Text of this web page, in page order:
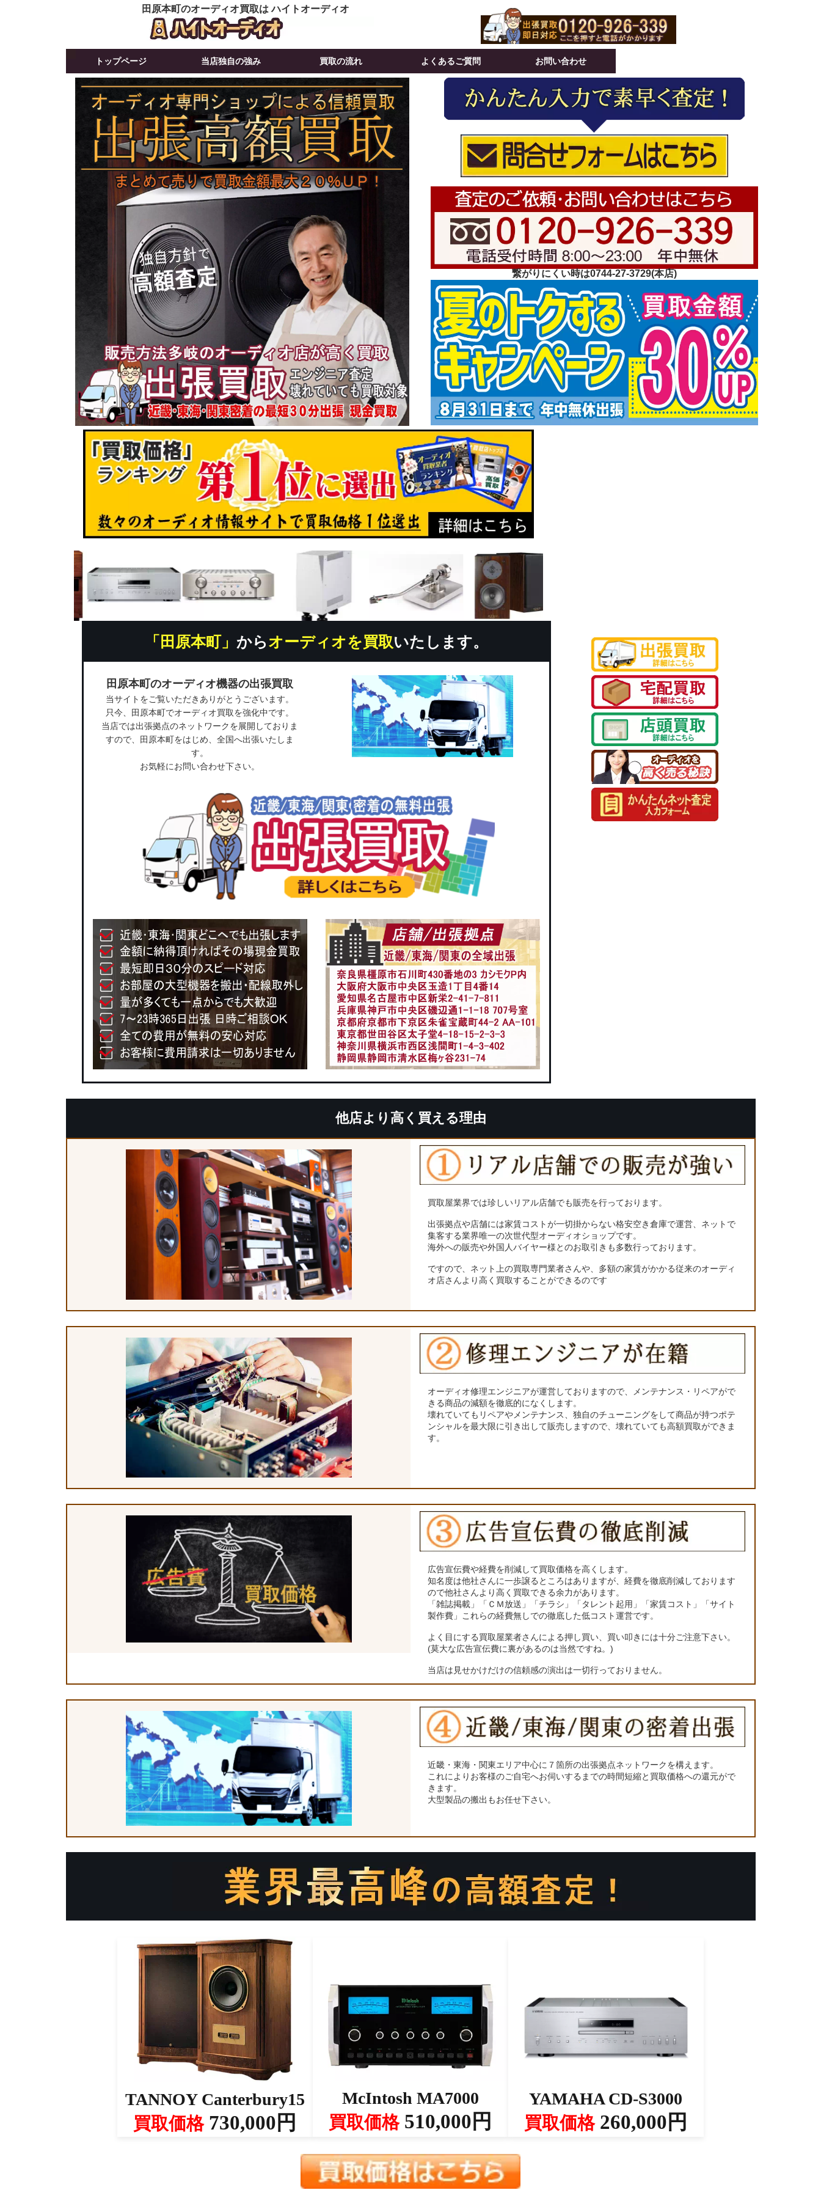
田原本町のオーディオ買取は ハイトオーディオ
繋がりにくい時は0744-27-3729(本店)
「田原本町」 からオーディオを買取いたします。
田原本町のオーディオ機器の出張買取
当サイトをご覧いただきありがとうございます。
只今、田原本町でオーディオ買取を強化中です。
当店では出張拠点のネットワークを展開しておりま
すので、田原本町をはじめ、全国へ出張いたしま
す。
お気軽にお問い合わせ下さい。
トップページ 当店独自の強み 買取の流れ よくあるご質問 お問い合わせ
他店より高く買える理由
買取屋業界では珍しいリアル店舗でも販売を行っております。
出張拠点や店舗には家賃コストが一切掛からない格安空き倉庫で運営、ネットで
集客する業界唯一の次世代型オーディオショップです。
海外への販売や外国人バイヤー様とのお取引きも多数行っております。
ですので、ネット上の買取専門業者さんや、多額の家賃がかかる従来のオーディ
オ店さんより高く買取することができるのです
オーディオ修理エンジニアが運営しておりますので、メンテナンス・リペアがで
きる商品の減額を徹底的になくします。
壊れていてもリペアやメンテナンス、独自のチューニングをして商品が持つポテ
ンシャルを最大限に引き出して販売しますので、壊れていても高額買取ができま
す。
広告宣伝費や経費を削減して買取価格を高くします。
知名度は他社さんに一歩譲るところはありますが、経費を徹底削減しております
ので他社さんより高く買取できる余力があります。
「雑誌掲載」「ＣＭ放送」「チラシ」「タレント起用」「家賃コスト」「サイト
製作費」これらの経費無しでの徹底した低コスト運営です。
よく目にする買取屋業者さんによる押し買い、買い叩きには十分ご注意下さい。
(莫大な広告宣伝費に裏があるのは当然ですね。)
当店は見せかけだけの信頼感の演出は一切行っておりません。
近畿・東海・関東エリア中心に７箇所の出張拠点ネットワークを構えます。
これによりお客様のご自宅へお伺いするまでの時間短縮と買取価格への還元がで
きます。
大型製品の搬出もお任せ下さい。
TANNOY Canterbury15
買取価格730,000円
McIntosh MA7000
買取価格510,000円
YAMAHA CD-S3000
買取価格260,000円